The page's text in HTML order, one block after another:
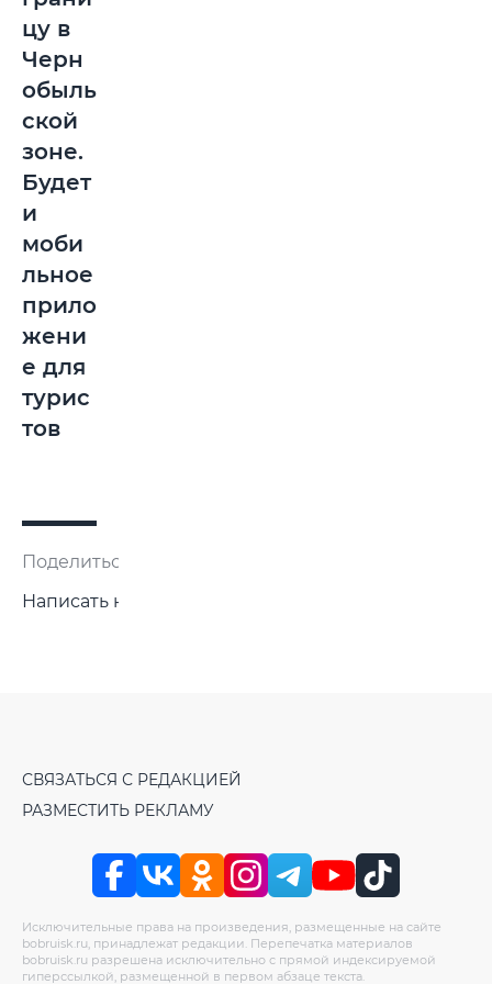
цу в
Черн
обыль
ской
зоне.
Будет
и
моби
льное
прило
жени
е для
турис
тов
Поделиться:
Написать нам
СВЯЗАТЬСЯ С РЕДАКЦИЕЙ
РАЗМЕСТИТЬ РЕКЛАМУ
Исключительные права на произведения, размещенные на сайте
bobruisk.ru, принадлежат редакции. Перепечатка материалов
bobruisk.ru разрешена исключительно с прямой индексируемой
гиперссылкой, размещенной в первом абзаце текста.